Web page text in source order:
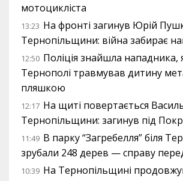
мотоцикліста
13:23 На фронті загинув Юрій
Тернопільщини: війна забирає
12:50 Поліція знайшла нападника,
Тернополі травмував дитину
пляшкою
12:17 На щиті повертається
Тернопільщини: загинув під
11:49 В парку “Загребелля” біля
зрубали 248 дерев — справу
10:39 На Тернопільщині